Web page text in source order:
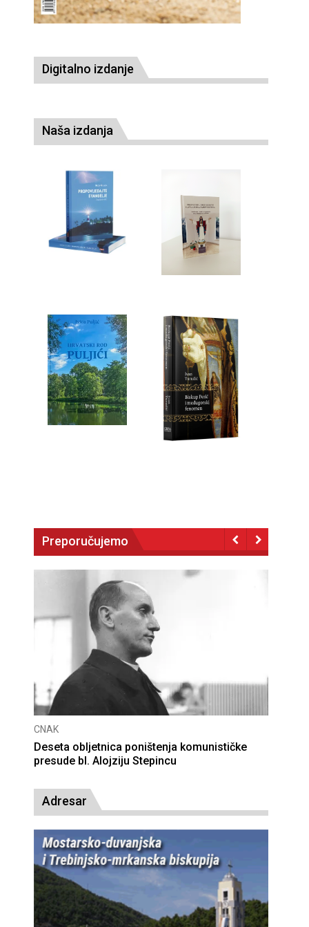
Digitalno izdanje
Naša izdanja
Preporučujemo
CNAK
Deseta obljetnica poništenja komunističke
presude bl. Alojziju Stepincu
Adresar